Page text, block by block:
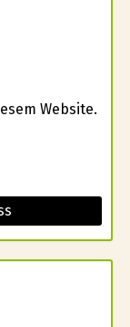
Website.